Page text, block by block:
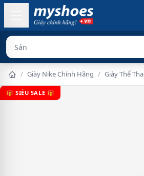
Sản phẩm chính
/ Giày Nike Chính Hãng / Giày Thể
🎁 SIÊU SALE 🎁